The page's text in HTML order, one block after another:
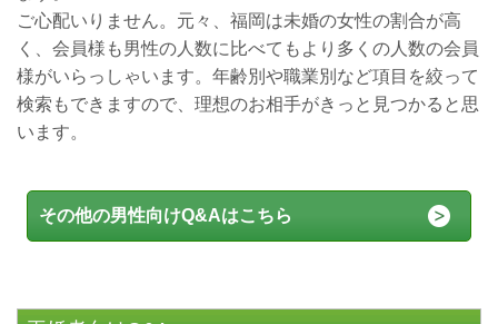
ご心配いりません。元々、福岡は未婚の女性の割合が高
く、会員様も男性の人数に比べてもより多くの人数の会員
様がいらっしゃいます。年齢別や職業別など項目を絞って
検索もできますので、理想のお相手がきっと見つかると思
います。
その他の男性向けQ&Aはこちら